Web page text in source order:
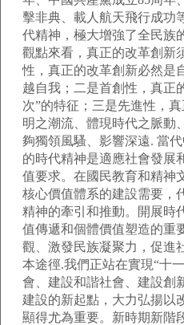
擊非典、載人航天飛行成功
代精神，極大增強了全民族
觀點來看，真正的改革創新
性，真正的改革創新必然是
越自我；二是首創性，真正
次”的特征；三是先進性，
明之潮流、體現時代之脈動
夠獨領風騷、影響深遠. 當
的時代精神是適應社會發展
值要求。在國民教育和精神
核心價值體系的建設需要，
精神的牽引和推動。開展時
值傳遞和個體價值塑造的重
觀、激發民族凝聚力，促進
本途徑.我們正站在實現“十
會、建設和諧社會、建設創
建設的新起點，大力弘揚以
顯得尤為重要。新時期新階